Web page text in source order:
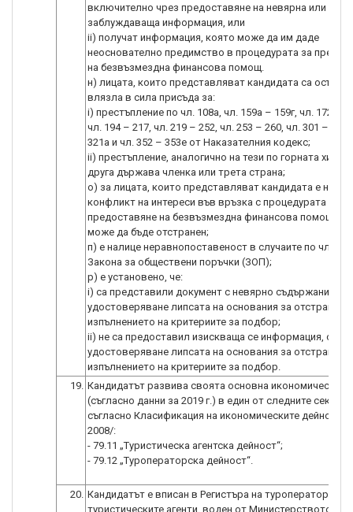
включително чрез предоставяне на невярна или
заблуждаваща информация, или
ii) получат информация, която може да им даде
неоснователно предимство в процедурата за
на безвъзмездна финансова помощ.
н) лицата, които представляват кандидата са
влязла в сила присъда за:
i) престъпление по чл. 108а, чл. 159а – 159г, чл. 172,
чл. 194 – 217, чл. 219 – 252, чл. 253 – 260, чл. 301 – 307,
321а и чл. 352 – 353е от Наказателния кодекс;
ii) престъпление, аналогично на тези по горната
друга държава членка или трета страна;
o) за лицата, които представляват кандидата е
конфликт на интереси във връзка с процедурата за
предоставяне на безвъзмездна финансова помощ,
може да бъде отстранен;
п) е налице неравнопоставеност в случаите по чл. 44,
Закона за обществени поръчки (ЗОП);
р) е установено, че:
i) са представили документ с невярно съдържание,
удостоверяване липсата на основания за
изпълнението на критериите за подбор;
ii) не са предоставил изискваща се информация,
удостоверяване липсата на основания за
19. Кандидатът развива своята основна икономическа
(съгласно данни за 2019 г.) в един от следните сектори
съгласно Класификация на икономическите
2008/:
- 79.11 „Туристическа агентска дейност“;
- 79.12 „Туроператорска дейност“.
20. Кандидатът е вписан в Регистъра на туроператорите и
туристическите агенти, воден от Министерството на